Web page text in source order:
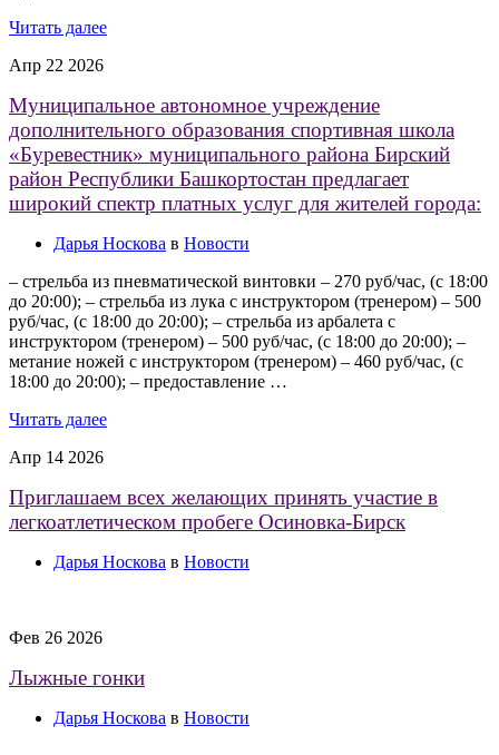
Читать далее
Апр 22 2026
Муниципальное автономное учреждение
дополнительного образования спортивная школа
«Буревестник» муниципального района Бирский
район Республики Башкортостан предлагает
широкий спектр платных услуг для жителей города:
Дарья Носкова в Новости
– стрельба из пневматической винтовки – 270 руб/час, (с 18:00
до 20:00); – стрельба из лука с инструктором (тренером) – 500
руб/час, (с 18:00 до 20:00); – стрельба из арбалета с
инструктором (тренером) – 500 руб/час, (с 18:00 до 20:00); –
метание ножей с инструктором (тренером) – 460 руб/час, (с
18:00 до 20:00); – предоставление …
Читать далее
Апр 14 2026
Приглашаем всех желающих принять участие в
легкоатлетическом пробеге Осиновка-Бирск
Дарья Носкова в Новости
Фев 26 2026
Лыжные гонки
Дарья Носкова в Новости